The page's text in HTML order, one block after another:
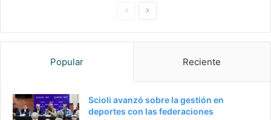
PaginaSiguiente
Popular Reciente
Scioli avanzó sobre la gestión en
deportes con las federaciones